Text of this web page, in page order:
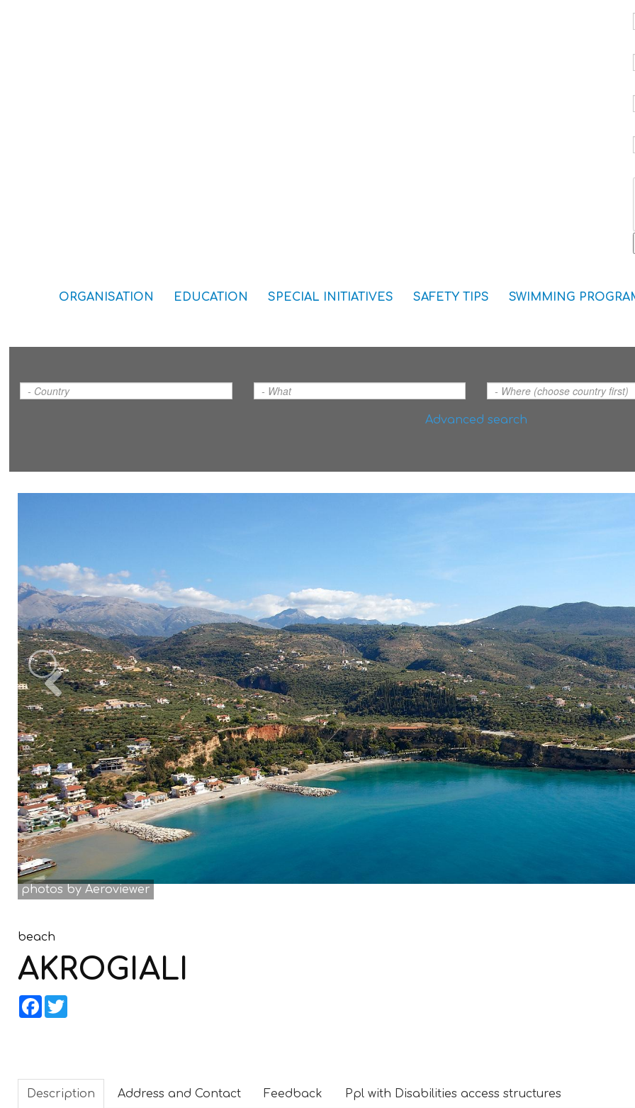
ORGANISATION EDUCATION SPECIAL INITIATIVES SAFETY TIPS SWIMMING
Advanced search
Previous
photos by Aeroviewer
beach
AKROGIALI
Facebook
Twitter
Description Address and Contact Feedback Ppl with Disabilities access structures